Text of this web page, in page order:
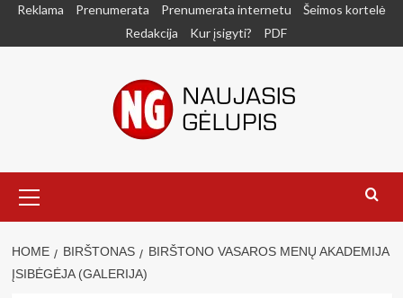
SkipReklama Prenumerata Prenumerata internetu
Šeimos kortelė
Redakcija
Kur įsigyti? PDF
Menu
HOME BIRŠTONAS
BIRŠTONO VASAROS MENŲ AKADEMIJA
ĮSIBĖGĖJA (GALERIJA)